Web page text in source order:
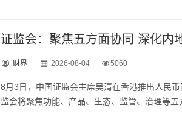
证监会：聚焦五方面协同 深化内
财界 2026-08-04 5060
8月3日，中国证监会主席吴清在香港推出人民
监会将聚焦功能、产品、生态、监管、治理等